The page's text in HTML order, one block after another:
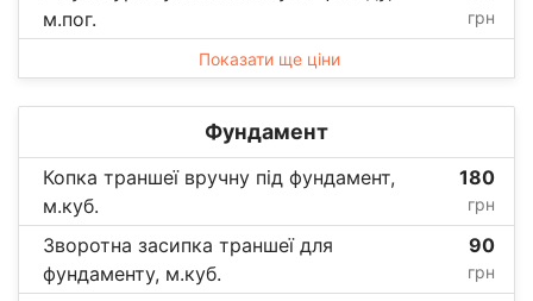
м.пог.
грн
Показати ще ціни
Фундамент
Копка траншеї вручну під фундамент,
м.куб.
180
грн
Зворотна засипка траншеї для
фундаменту, м.куб.
90
грн